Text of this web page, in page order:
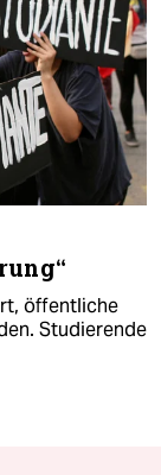
öffentliche
Studierende